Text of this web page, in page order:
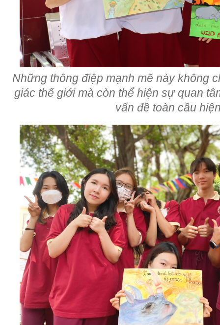
Những thông điệp mạnh mẽ này không
giác thế giới mà còn thể hiện sự quan
vấn đề toàn cầu